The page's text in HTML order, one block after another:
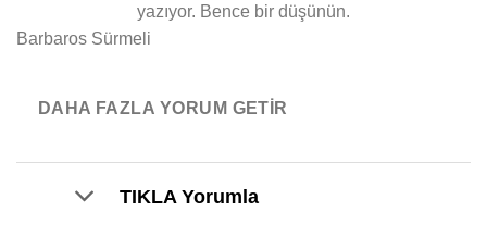
fd
o
t
o
yazıyor. Bence bir düşünün.
Barbaros Sürmeli
DAHA FAZLA YORUM GETIR
TIKLA Yorumla